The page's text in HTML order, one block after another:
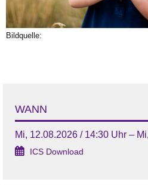
Bildquelle:
WANN
Mi, 12.08.2026 / 14:30 Uhr –
ICS Download